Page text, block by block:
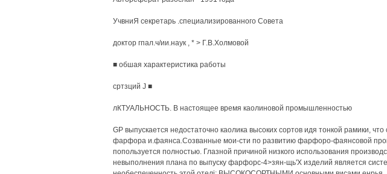
УчвниЯ секретарь .специализированного Совета
доктор гпал.ч/ии.наук , * > Г.В.Холмовой
■ обшая характеристика работы
сртзций J ■
лКТУАЛЬНОСТЬ. В настоящее время каолиновой промышленностью
GP выпускается недостаточно каолика высоких сортов идя тонкой рамики,
фарфора и.фаянса.Созванные мои-сти по развитию фарфоро-фаянсовой
попользуется полностью. Глазной причиной низкого использования
невыполнения плана по выпуску фарфорс-4>зян-щь'Х изделий является